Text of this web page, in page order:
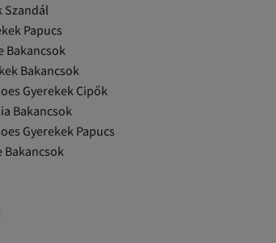
Szandál
Papucs
Bakancsok
Bakancsok
Gyerekek Cipők
Bakancsok
Gyerekek Papucs
Bakancsok